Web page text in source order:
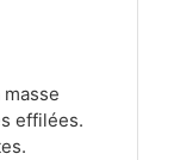
effilées.